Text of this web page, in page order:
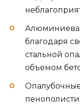
благодаря
стальной
объемом